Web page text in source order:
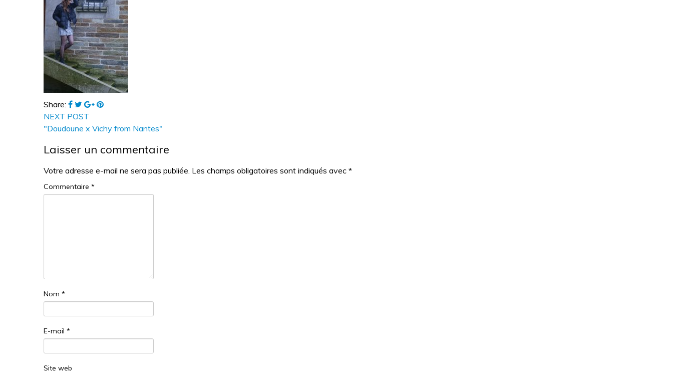
Share:
NEXT POST
"Doudoune x Vichy from Nantes"
Laisser un commentaire
Votre adresse e-mail ne sera pas publiée. Les champs obligatoires sont indiqués avec *
Commentaire *
Nom *
E-mail *
Site web